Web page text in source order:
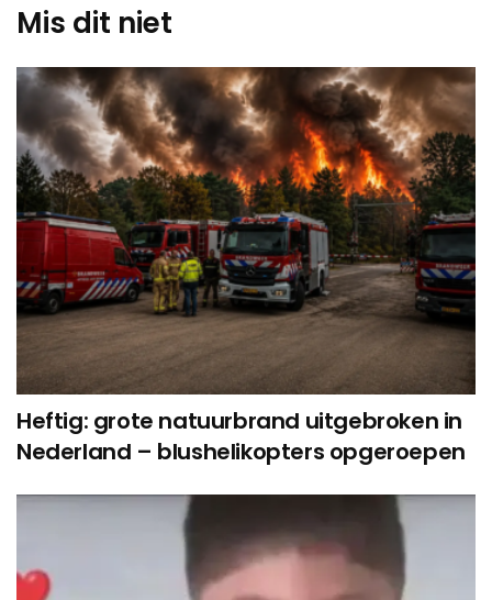
Mis dit niet
Heftig: grote natuurbrand uitgebroken in
Nederland – blushelikopters opgeroepen